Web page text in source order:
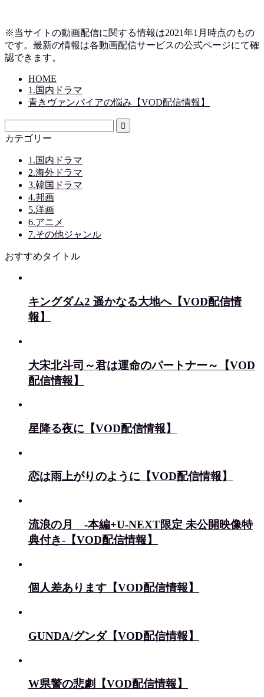
※当サイトの動画配信に関する情報は2021年1月時点のもの
です。最新の情報は各動画配信サービスの公式ページにて確
認できます。
HOME
1.国内ドラマ
青きヴァンパイアの悩み【VOD配信情報】
カテゴリー
1.国内ドラマ
2.海外ドラマ
3.韓国ドラマ
4.邦画
5.洋画
6.アニメ
7.その他ジャンル
おすすめタイトル
キングダム2 遥かなる大地へ【VOD配信情
報】
大宋北斗司～君は運命のパートナー～【VOD
配信情報】
星降る夜に【VOD配信情報】
恋は雨上がりのように【VOD配信情報】
流浪の月 -本編+U-NEXT限定 未公開映像特
典付き-【VOD配信情報】
個人差あります【VOD配信情報】
GUNDA/グンダ【VOD配信情報】
W県警の悲劇【VOD配信情報】